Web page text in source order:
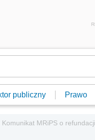
publiczny Prawo
Komunikat MRiPS o